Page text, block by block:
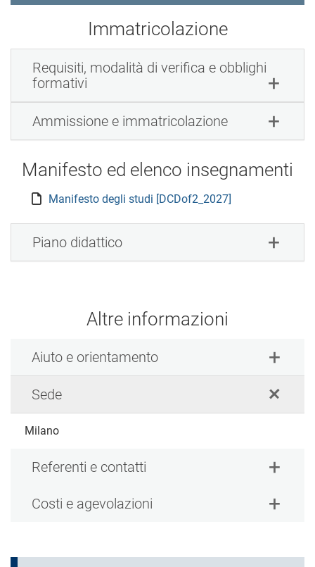
Immatricolazione
Requisiti, modalità di verifica e obblighi
formativi
Ammissione e immatricolazione
Manifesto ed elenco insegnamenti
Manifesto degli studi [DCDof2_2027]
Piano didattico
Altre informazioni
Aiuto e orientamento
Sede
Milano
Referenti e contatti
Costi e agevolazioni